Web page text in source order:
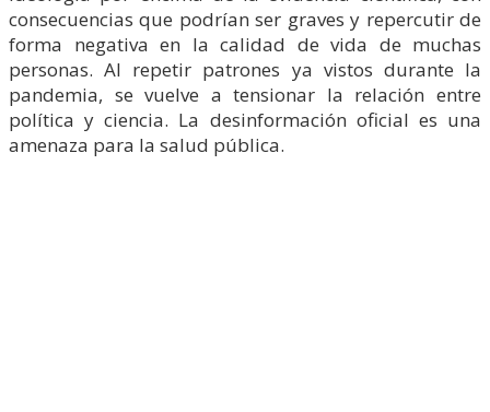
consecuencias que podrían ser graves y repercutir de
forma negativa en la calidad de vida de muchas
personas. Al repetir patrones ya vistos durante la
pandemia, se vuelve a tensionar la relación entre
política y ciencia. La desinformación oficial es una
amenaza para la salud pública.